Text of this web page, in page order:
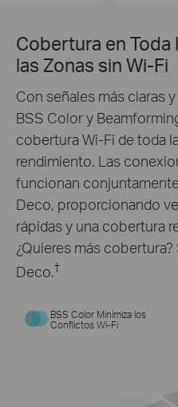
Cobertura en Toda
las Zonas sin Wi-Fi
Con señales más claras
BSS Color y
cobertura Wi-Fi de toda
rendimiento. Las
funcionan
Deco, proporcionando
rápidas y una cobertura
¿Quieres más
Deco.†
BSS Color Minimiza los
Conflictos Wi-Fi
†
conexiones para
150
dispositivos